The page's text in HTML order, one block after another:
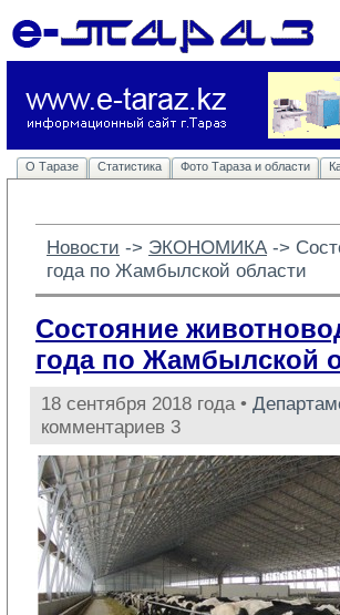
О Таразе Статистика Фото Тараза и области
Новости -> ЭКОНОМИКА ->
года по Жамбылской области
Состояние
года по Жамбылской
18 сентября 2018 года •
комментариев 3